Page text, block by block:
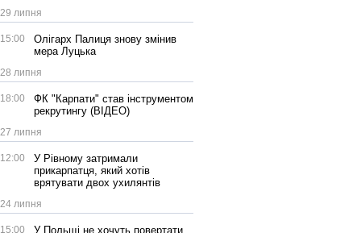
29 липня
15:00
Олігарх Палиця знову змінив
мера Луцька
28 липня
18:00
ФК "Карпати" став інструментом
рекрутингу (ВІДЕО)
27 липня
12:00
У Рівному затримали
прикарпатця, який хотів
врятувати двох ухилянтів
24 липня
15:00
У Польщі не хочуть повертати